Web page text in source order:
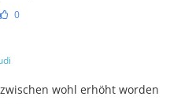
0
wohl erhöht worden